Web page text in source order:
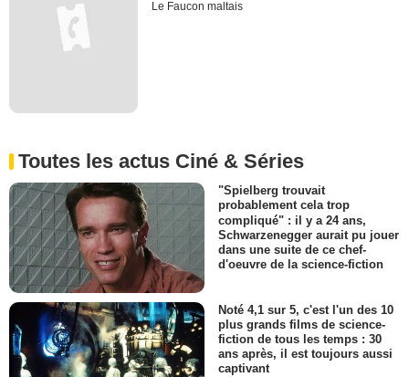
Le Faucon maltais
Toutes les actus Ciné & Séries
"Spielberg trouvait
probablement cela trop
compliqué" : il y a 24 ans,
Schwarzenegger aurait pu jouer
dans une suite de ce chef-
d'oeuvre de la science-fiction
Noté 4,1 sur 5, c'est l'un des 10
plus grands films de science-
fiction de tous les temps : 30
ans après, il est toujours aussi
captivant